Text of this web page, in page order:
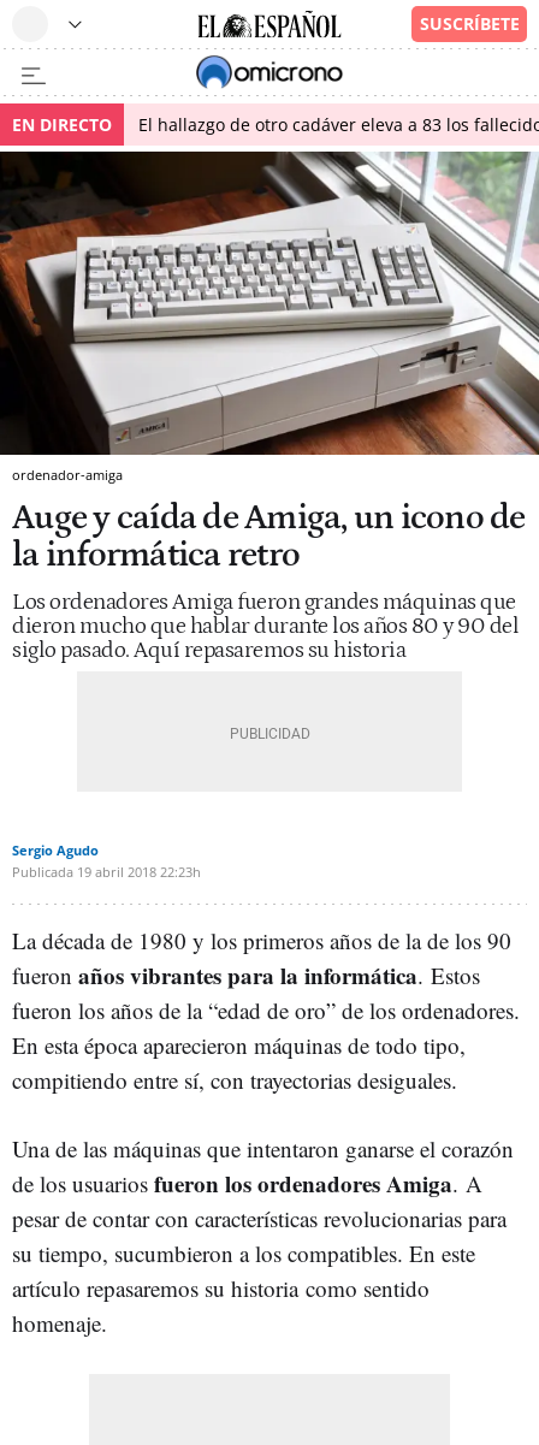
EN DIRECTO El hallazgo de otro cadáver eleva a 83 los
ordenador-amiga
Auge y caída de Amiga, un icono de
la informática retro
Los ordenadores Amiga fueron grandes máquinas que
dieron mucho que hablar durante los años 80 y 90 del
siglo pasado. Aquí repasaremos su historia
Sergio Agudo
Publicada 19 abril 2018 22:23h
La década de 1980 y los primeros años de la de los 90
fueron años vibrantes para la informática. Estos
fueron los años de la “edad de oro” de los ordenadores.
En esta época aparecieron máquinas de todo tipo,
compitiendo entre sí, con trayectorias desiguales.
Una de las máquinas que intentaron ganarse el corazón
de los usuarios fueron los ordenadores Amiga. A
pesar de contar con características revolucionarias para
su tiempo, sucumbieron a los compatibles. En este
artículo repasaremos su historia como sentido
homenaje.